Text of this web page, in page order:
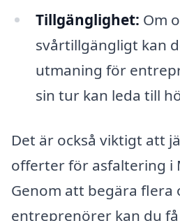
Tillgänglighet: Om
svårtillgängligt kan
utmaning för
sin tur kan leda till
Det är också viktigt att
offerter för asfaltering i
Genom att begära
entreprenörer kan du